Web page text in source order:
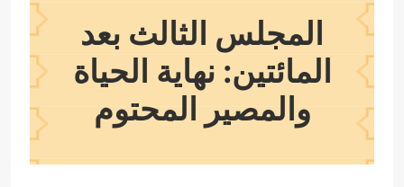
المجلس الثالث بعد
المائتين: نهاية الحياة
والمصير المحتوم